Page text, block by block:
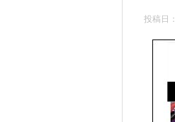
投稿日：